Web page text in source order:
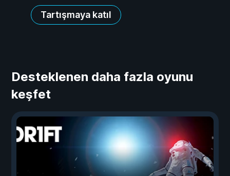
Tartışmaya katıl
Desteklenen daha fazla oyunu
keşfet